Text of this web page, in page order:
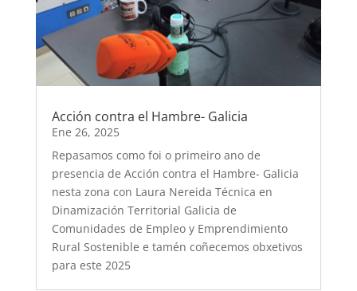
Acción contra el Hambre- Galicia
Ene 26, 2025
Repasamos como foi o primeiro ano de
presencia de Acción contra el Hambre- Galicia
nesta zona con Laura Nereida Técnica en
Dinamización Territorial Galicia de
Comunidades de Empleo y Emprendimiento
Rural Sostenible e tamén coñecemos obxetivos
para este 2025